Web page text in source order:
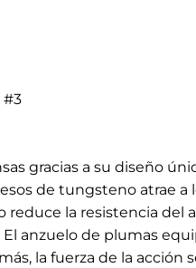
#3
gracias a su diseño
de tungsteno atrae a
reduce la resistencia
anzuelo de plumas
la fuerza de la